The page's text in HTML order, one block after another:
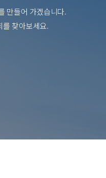
만들어 가겠습니다.
찾아보세요.